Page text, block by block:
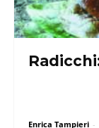
Enrica Tampieri -